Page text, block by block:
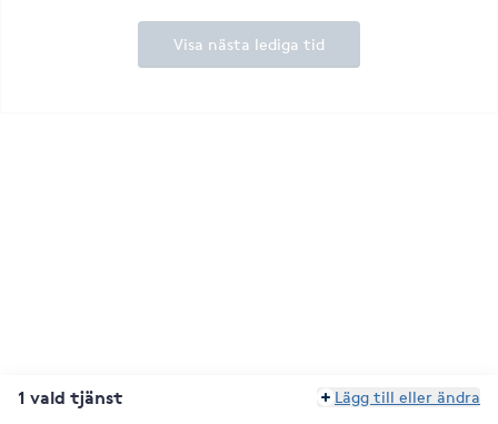
Visa nästa lediga tid
1 vald tjänst Lägg till eller ändra